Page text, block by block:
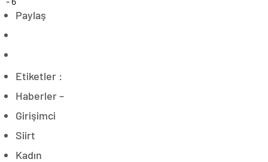
Paylaş
Etiketler :
Haberler –
Girişimci
Siirt
Kadın